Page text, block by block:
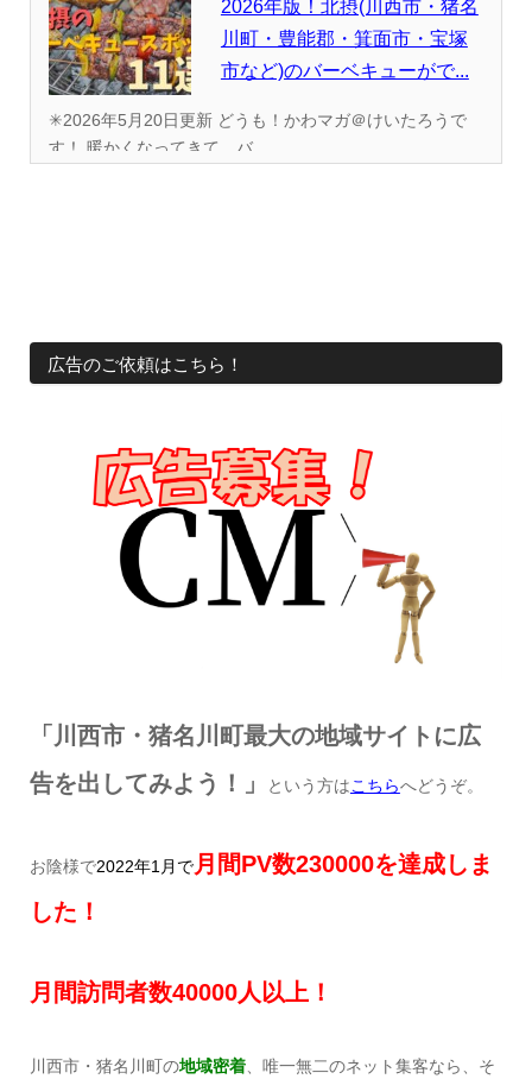
2026年版！北摂(川西市・猪名
川町・豊能郡・箕面市・宝塚
市など)のバーベキューがで...
✳︎2026年5月20日更新 どうも！かわマガ＠けいたろうで
す！ 暖かくなってきて、バ...
広告のご依頼はこちら！
「川西市・猪名川町最大の地域サイトに広
告を出してみよう！」
という方はこちらへどうぞ。
お陰様で2022年1 月で月間PV数230000を達成しま
した！
月間訪問者数40000人以上！
川西市・猪名川町の地域密着、唯一無二のネット集客なら、そ